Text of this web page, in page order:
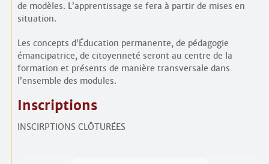
de modèles. L’apprentissage se fera à partir de mises en
situation.
Les concepts d’Éducation permanente, de pédagogie
émancipatrice, de citoyenneté seront au centre de la
formation et présents de manière transversale dans
l’ensemble des modules.
Inscriptions
INSCIRPTIONS CLÔTURÉES